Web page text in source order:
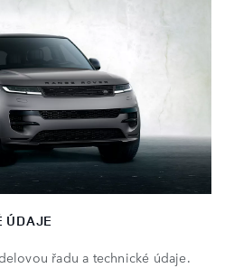
ÚDAJE
řadu a technické údaje.